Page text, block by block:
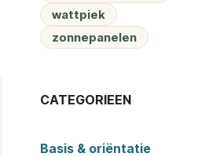
wattpiek
zonnepanelen
CATEGORIEEN
Basis & oriëntatie